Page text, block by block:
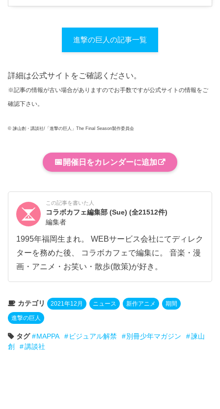
進撃の巨人の記事一覧
詳細は公式サイトをご確認ください。
※記事の情報が古い場合がありますのでお手数ですが公式サイトの情報をご
確認下さい。
© 諫山創・講談社/「進撃の巨人」The Final Season製作委員会
📅 開催日をカレンダーに追加
この記事を書いた人
コラボカフェ編集部 (Sue)(全21512件)
編集者
1995年福岡生まれ。 WEBサービス会社にてディレク
ターを務めた後、 コラボカフェで編集に。 音楽・漫
画・アニメ・お笑い・散歩(散策)が好き。
カテゴリ 2021年12月 ニュース 新作アニメ 期間
進撃の巨人
タグ MAPPA ビジュアル解禁 別冊少年マガジン
諫山
創
講談社